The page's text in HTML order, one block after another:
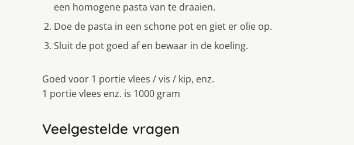
een homogene pasta van te draaien.
Doe de pasta in een schone pot en giet er olie op.
Sluit de pot goed af en bewaar in de koeling.
Goed voor 1 portie vlees / vis / kip, enz.
1 portie vlees enz. is 1000 gram
Veelgestelde vragen